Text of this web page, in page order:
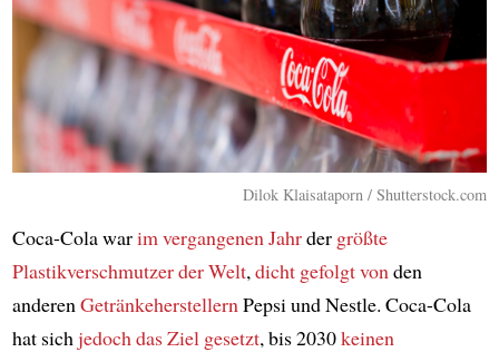
Dilok Klaisataporn / Shutterstock.com
Coca-Cola warim vergangenen Jahrder größte
Plastikverschmutzer der Welt, dicht gefolgt von den
anderen Getränkeherstellern Pepsi und Nestle. Coca-Cola
hat sich jedoch das Ziel gesetzt, bis 2030keinen